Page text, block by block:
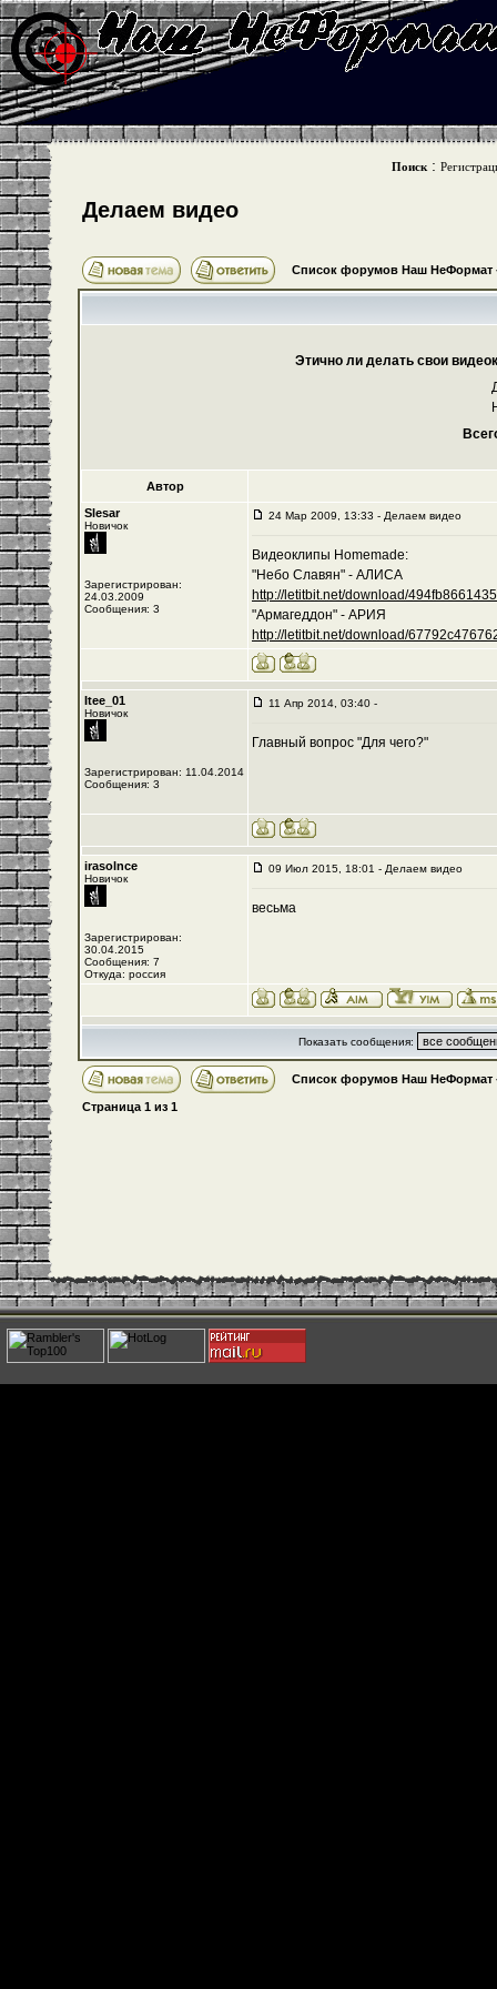
Поиск :
Делаем видео
Список форумов Наш НеФормат
Этично ли делать свои
Автор
Slesar
Новичок
Зарегистрирован:
24.03.2009
Сообщения: 3
24 Мар 2009, 13:33 - Делаем видео
Видеоклипы Homemade:
"Небо Славян" - АЛИСА
http://letitbit.net/download/
"Армагеддон" - АРИЯ
http://letitbit.net/download/
Itee_01
Новичок
Зарегистрирован: 11.04.2014
Сообщения: 3
11 Апр 2014, 03:40 -
Главный вопрос "Для чего?"
irasolnce
Новичок
Зарегистрирован:
30.04.2015
Сообщения: 7
Откуда: россия
09 Июл 2015, 18:01 - Делаем видео
весьма
Показать сообщения:
Список форумов Наш НеФормат
Страница 1 из 1